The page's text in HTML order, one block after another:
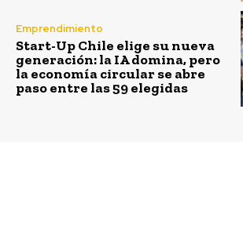
Emprendimiento
Start-Up Chile elige su nueva
generación: la IA domina, pero
la economía circular se abre
paso entre las 59 elegidas